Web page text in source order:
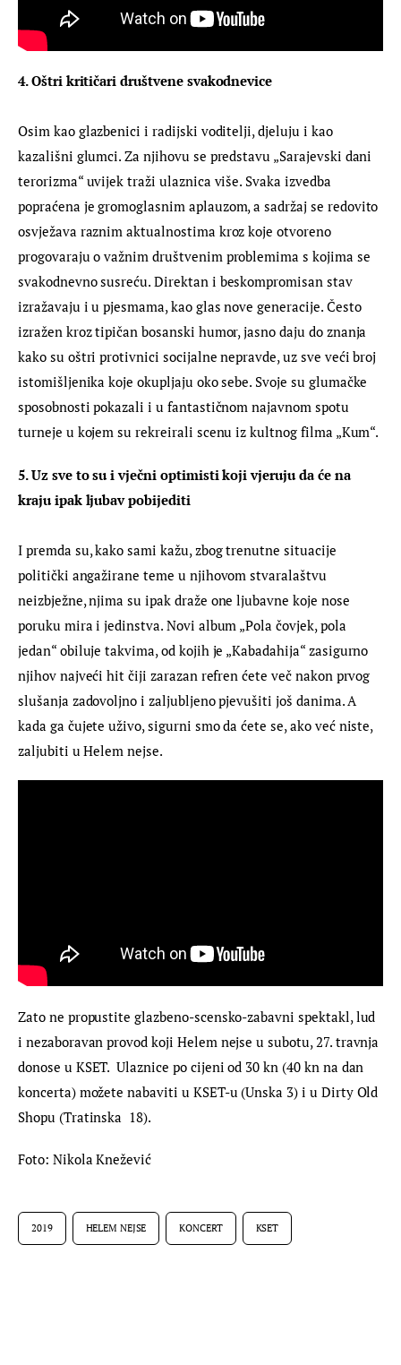
4. Oštri kritičari društvene svakodnevice
Osim kao glazbenici i radijski voditelji, djeluju i kao
kazališni glumci. Za njihovu se predstavu „Sarajevski dani
terorizma“ uvijek traži ulaznica više. Svaka izvedba
popraćena je gromoglasnim aplauzom, a sadržaj se redovito
osvježava raznim aktualnostima kroz koje otvoreno
progovaraju o važnim društvenim problemima s kojima se
svakodnevno susreću. Direktan i beskompromisan stav
izražavaju i u pjesmama, kao glas nove generacije. Često
izražen kroz tipičan bosanski humor, jasno daju do znanja
kako su oštri protivnici socijalne nepravde, uz sve veći broj
istomišljenika koje okupljaju oko sebe. Svoje su glumačke
sposobnosti pokazali i u fantastičnom najavnom spotu
turneje u kojem su rekreirali scenu iz kultnog filma „Kum“.
5. Uz sve to su i vječni optimisti koji vjeruju da će na
kraju ipak ljubav pobijediti
I premda su, kako sami kažu, zbog trenutne situacije
politički angažirane teme u njihovom stvaralaštvu
neizbježne, njima su ipak draže one ljubavne koje nose
poruku mira i jedinstva. Novi album „Pola čovjek, pola
jedan“ obiluje takvima, od kojih je „Kabadahija“ zasigurno
njihov najveći hit čiji zarazan refren ćete več nakon prvog
slušanja zadovoljno i zaljubljeno pjevušiti još danima. A
kada ga čujete uživo, sigurni smo da ćete se, ako već niste,
zaljubiti u Helem nejse.
Zato ne propustite glazbeno-scensko-zabavni spektakl, lud
i nezaboravan provod koji Helem nejse u subotu, 27. travnja
donose u KSET.  Ulaznice po cijeni od 30 kn (40 kn na dan
koncerta) možete nabaviti u KSET-u (Unska 3) i u Dirty Old
Shopu (Tratinska  18).
Foto: Nikola Knežević
2019 HELEM NEJSE KONCERT KSET